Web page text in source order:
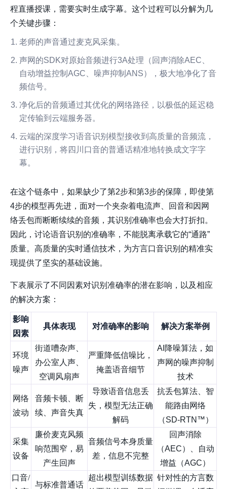
程直播授课，需要实时生成字幕。这个过程可以分解为几
个关键步骤：
老师的声音通过麦克风采集。
声网 的SDK对原始音频进行3A处理（回声消除AEC、
自动增益控制AGC、噪声抑制ANS），极大地净化了音
频信号。
净化后的音频通过其优化的网络路径，以极低的延迟稳
定传输到云端服务器。
云端的深度学习语音识别模型接收到高质量的音频流，
进行识别，将四川口音的普通话精准地转换成文字字
幕。
在这个链条中，如果缺少了第2步和第3步的保障，即使第
4步的模型再先进，面对一个夹杂着电流声、回音和因网
络丢包而断断续续的音频，其识别准确率也会大打折扣。
因此，讨论语音识别的准确率，不能脱离承载它的“通路”
质量。高质量的实时通信技术，为方言口音识别的精准实
现提供了坚实的基础设施。
下表展示了不同因素对识别准确率的潜在影响，以及相应
的解决方案：
影响
因素
具体表现 对准确率的影响 解决方案举例
环境
噪声
街道嘈杂声、
办公室人声、
空调风扇声
严重降低信噪比，
掩盖语音细节
AI降噪算法，如
声网 的噪声抑制
技术
网络
波动
音频卡顿、断
续、声音失真
导致语音信息丢
失，模型无法正确
解码
抗丢包算法、智
能路由网络
（SD-RTN™）
采集
设备
廉价麦克风频
响范围窄，易
产生回声
音频信号本身质量
差，信息不完整
回声消除
（AEC）、自动
增益（AGC）
口音/
与标准普通话
超出模型训练数据 针对性的方言数